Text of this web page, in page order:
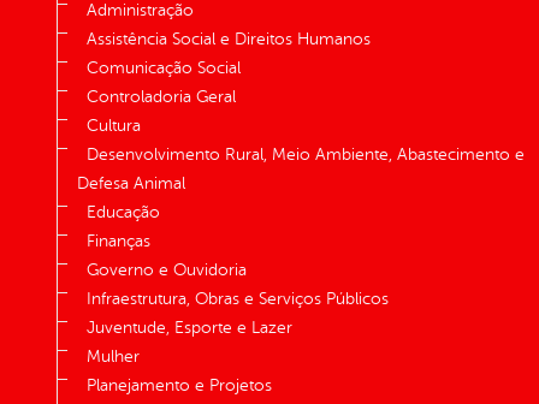
Administração
Assistência Social e Direitos Humanos
Comunicação Social
Controladoria Geral
Cultura
Desenvolvimento Rural, Meio Ambiente, Abastecimento e
Defesa Animal
Educação
Finanças
Governo e Ouvidoria
Infraestrutura, Obras e Serviços Públicos
Juventude, Esporte e Lazer
Mulher
Planejamento e Projetos